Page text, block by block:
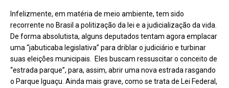
Infelizmente, em matéria de meio ambiente, tem sido
recorrente no Brasil a politização da lei e a judicialização da vida.
De forma absolutista, alguns deputados tentam agora emplacar
uma “jabuticaba legislativa” para driblar o judiciário e turbinar
suas eleições municipais. Eles buscam ressuscitar o conceito de
“estrada parque”, para, assim, abrir uma nova estrada rasgando
o Parque Iguaçu. Ainda mais grave, como se trata de Lei Federal,